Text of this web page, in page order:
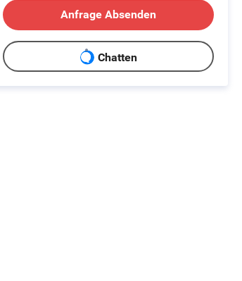
Anfrage Absenden
Chatten